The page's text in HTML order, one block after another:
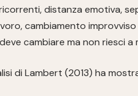
distanza emotiva,
cambiamento improvviso
cambiare ma non riesci a
di Lambert (2013) ha